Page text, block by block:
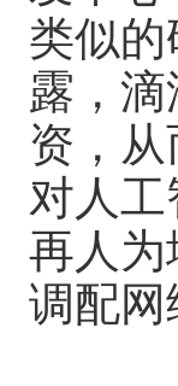
类似
露，
资，
对人
再人
调配网